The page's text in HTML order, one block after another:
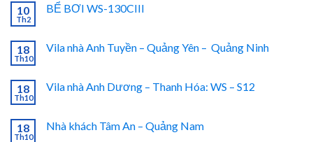
10
Th2
BỂ BƠI WS-130CIII
18
Th10
Vila nhà Anh Tuyền – Quảng Yên – Quảng Ninh
18
Th10
Vila nhà Anh Dương – Thanh Hóa: WS – S12
18
Th10
Nhà khách Tâm An – Quảng Nam